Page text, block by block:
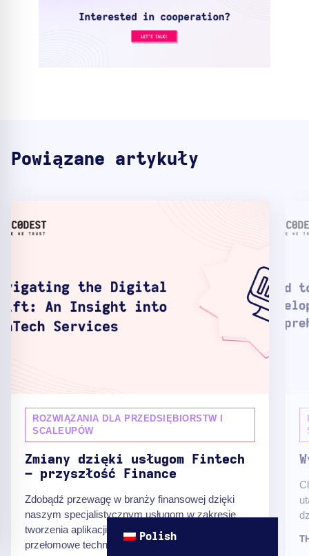
Powiązane artykuły
ROZWIĄZANIA DLA PRZEDSIĘBIORSTW I
SCALEUPÓW
Zmiany dzięki usługom Fintech
– przyszłość Finance
Zdobądź przewagę w branży finansowej dzięki
naszym specjalistycznym usługom w zakresie
tworzenia aplikacji fintech. Wykorzystując
przełomowe technologie, wprowadzamy
Polish